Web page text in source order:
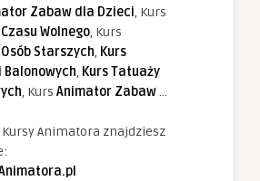
Zabaw dla Dzieci, Kurs
Wolnego, Kurs
Starszych, Kurs
, Kurs Tatuaży
, Kurs Animator Zabaw...
Kursy Animatora znajdziesz